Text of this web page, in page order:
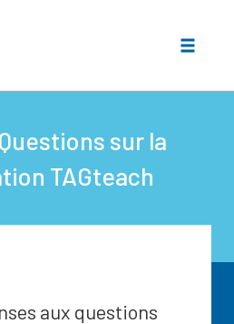
sur la
TAGteach
aux questions